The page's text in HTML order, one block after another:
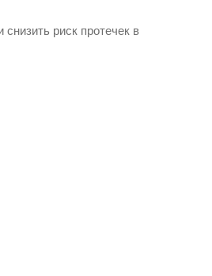
риск протечек в